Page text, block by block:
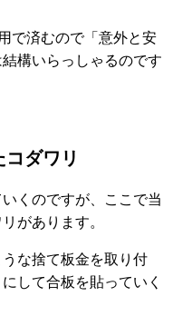
で済むので「意外と安
構いらっしゃるのです
ダワリ
くのですが、ここで当
があります。
な捨て板金を取り付
して合板を貼っていく